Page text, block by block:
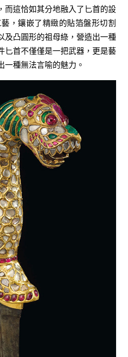
而這恰如其分地融入了匕首的設
，鑲嵌了精緻的貼箔盤形切割
及凸圓形的祖母綠，營造出一種
匕首不僅僅是一把武器，更是藝
一種無法言喻的魅力。